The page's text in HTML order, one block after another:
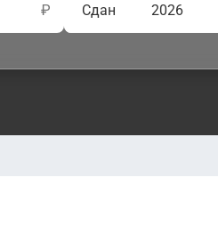
₽ Сдан 2026